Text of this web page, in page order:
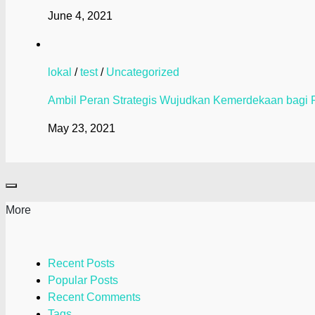
June 4, 2021
lokal /test/ Uncategorized
Ambil Peran Strategis Wujudkan Kemerdekaan bagi
May 23, 2021
More
Recent Posts
Popular Posts
Recent Comments